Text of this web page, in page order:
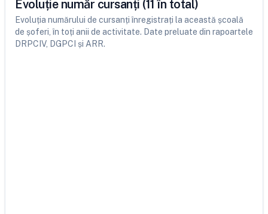
Evoluție număr cursanți (11 în total)
Evoluția numărului de cursanți înregistrați la această școală
de șoferi, în toți anii de activitate. Date preluate din rapoartele
DRPCIV, DGPCI și ARR.